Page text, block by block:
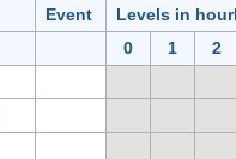
Event
Levels in
0
1
2